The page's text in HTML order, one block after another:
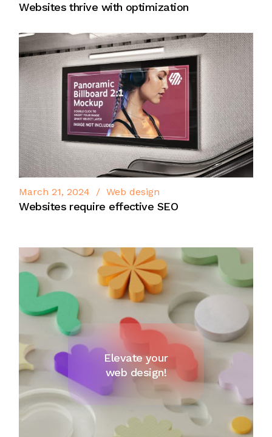
Websites thrive with optimization
March 21, 2024 Web design
Websites require effective SEO
Elevate your
web design!